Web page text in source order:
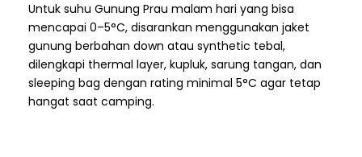
Untuk suhu Gunung Prau malam hari yang bisa
mencapai 0–5°C, disarankan menggunakan jaket
gunung berbahan down atau synthetic tebal,
dilengkapi thermal layer, kupluk, sarung tangan, dan
sleeping bag dengan rating minimal 5°C agar tetap
hangat saat camping.